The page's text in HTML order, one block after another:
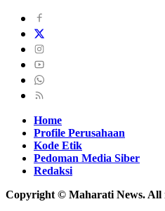
Home
Profile Perusahaan
Kode Etik
Pedoman Media Siber
Redaksi
Copyright © Maharati News. All